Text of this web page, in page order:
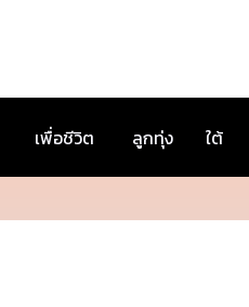
เพื่อชีวิต ลูกทุ่ง ใต้